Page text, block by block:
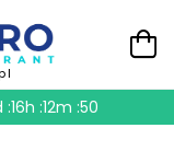
:16h :12m :49